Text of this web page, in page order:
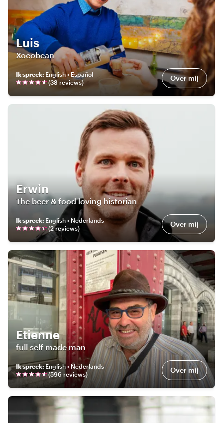
Luis
Xocobean
Ik spreek: English • Español
(38 reviews) Over mij
Erwin
The beer & food loving historian
Ik spreek: English • Nederlands
(2reviews) Over mij
Etienne
full self made man
Ik spreek:English • Nederlands
(596 reviews) Over mij